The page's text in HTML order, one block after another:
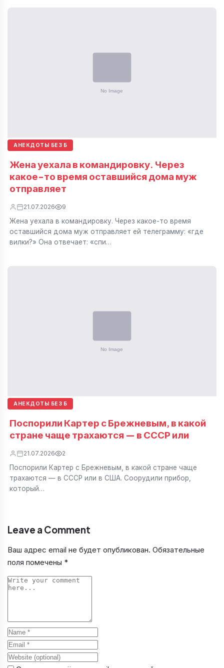
АНЕКДОТЫ БЕЗ Б
Жена уехала в командировку. Через
какое-то время оставшийся дома муж
отправляет
21.07.2026 9
Жена уехала в командировку. Через какое-то время
оставшийся дома муж отправляет ей телеграмму: «где
вилки?» Она отвечает: «спи…
АНЕКДОТЫ БЕЗ Б
Поспорили Картер с Брежневым, в какой
стране чаще трахаются — в СССР или
21.07.2026 2
Поспорили Картер с Брежневым, в какой стране чаще
трахаются — в СССР или в США. Соорудили прибор,
который…
Leave a Comment
Ваш адрес email не будет опубликован. Обязательные
поля помечены *
Comment
Name
Email
Website